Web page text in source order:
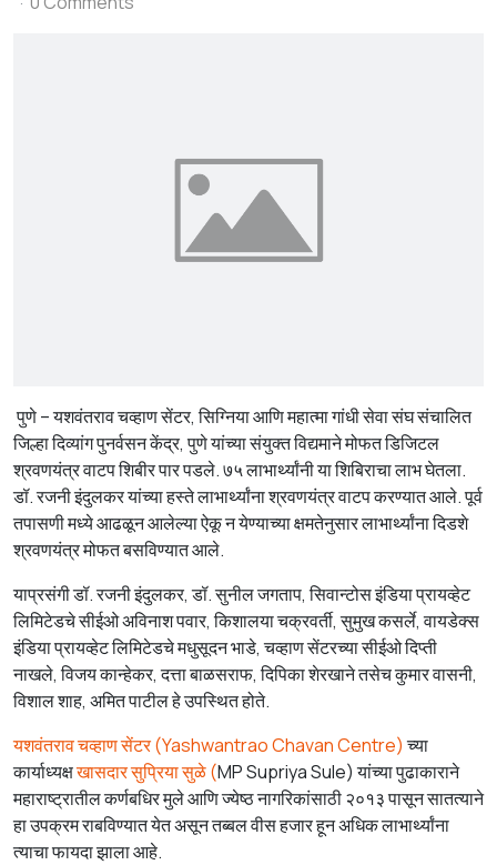
पुणे – यशवंतराव चव्हाण सेंटर, सिग्निया आणि महात्मा गांधी सेवा संघ संचालित
जिल्हा दिव्यांग पुनर्वसन केंद्र, पुणे यांच्या संयुक्त विद्यमाने मोफत डिजिटल
श्रवणयंत्र वाटप शिबीर पार पडले. ७५ लाभार्थ्यांनी या शिबिराचा लाभ घेतला.
डॉ. रजनी इंदुलकर यांच्या हस्ते लाभार्थ्यांना श्रवणयंत्र वाटप करण्यात आले. पूर्व
तपासणी मध्ये आढळून आलेल्या ऐकू न येण्याच्या क्षमतेनुसार लाभार्थ्यांना दिडशे
श्रवणयंत्र मोफत बसविण्यात आले.
याप्रसंगी डॉ. रजनी इंदुलकर, डॉ. सुनील जगताप, सिवान्टोस इंडिया प्रायव्हेट
लिमिटेडचे सीईओ अविनाश पवार, किशालया चक्रवर्ती, सुमुख कसर्ले, वायडेक्स
इंडिया प्रायव्हेट लिमिटेडचे मधुसूदन भाडे, चव्हाण सेंटरच्या सीईओ दिप्ती
नाखले, विजय कान्हेकर, दत्ता बाळसराफ, दिपिका शेरखाने तसेच कुमार वासनी,
विशाल शाह, अमित पाटील हे उपस्थित होते.
यशवंतराव चव्हाण सेंटर (Yashwantrao Chavan Centre)च्या
कार्याध्यक्षखासदार सुप्रिया सुळे (MP Supriya Sule) यांच्या पुढाकाराने
महाराष्ट्रातील कर्णबधिर मुले आणि ज्येष्ठ नागरिकांसाठी २०१३ पासून सातत्याने
हा उपक्रम राबविण्यात येत असून तब्बल वीस हजार हून अधिक लाभार्थ्यांना
त्याचा फायदा झाला आहे.